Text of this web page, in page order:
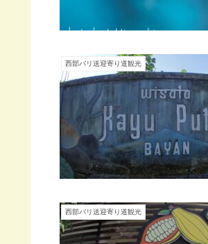
西部バリ送迎寄り道観光
西部バリ送迎寄り道観光